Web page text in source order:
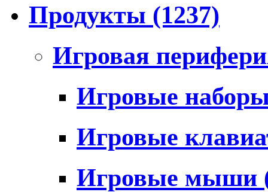
Продукты (1237)
Игровая
Игровые
Игровые
Игровые мыши